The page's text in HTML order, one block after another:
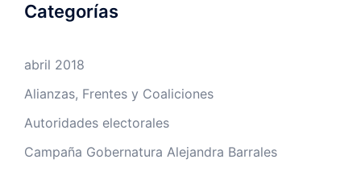
Categorías
abril 2018
Alianzas, Frentes y Coaliciones
Autoridades electorales
Campaña Gobernatura Alejandra Barrales